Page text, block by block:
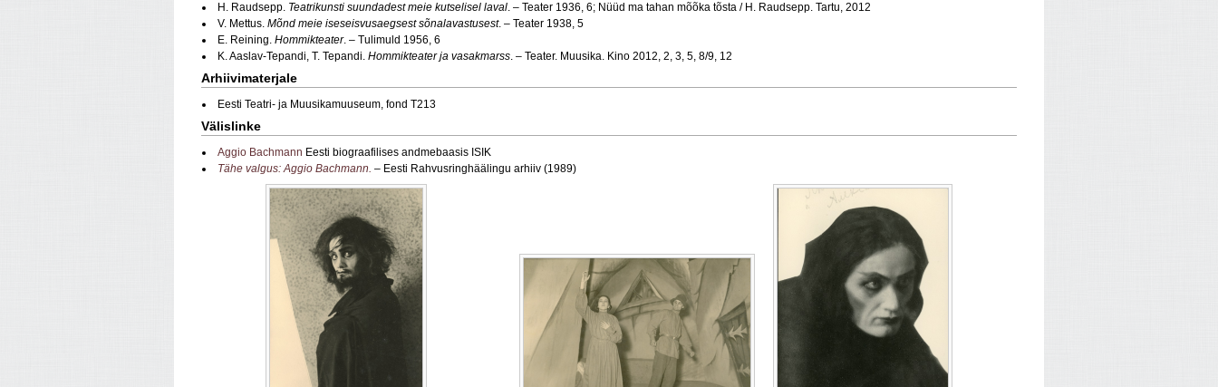
H. Raudsepp. Teatrikunsti suundadest meie kutselisel laval. – Teater 1936, 6; Nüüd ma tahan mõõka tõsta / H. Raudsepp. Tartu, 2012
V. Mettus. Mõnd meie iseseisvusaegsest sõnalavastusest. – Teater 1938, 5
E. Reining. Hommikteater. – Tulimuld 1956, 6
K. Aaslav-Tepandi, T. Tepandi. Hommikteater ja vasakmarss. – Teater. Muusika. Kino 2012, 2, 3, 5, 8/9, 12
Arhiivimaterjale
Eesti Teatri- ja Muusikamuuseum, fond T213
Välislinke
Aggio Bachmann Eesti biograafilises andmebaasis ISIK
Tähe valgus: Aggio Bachmann. – Eesti Rahvusringhäälingu arhiiv (1989)